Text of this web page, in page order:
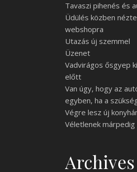
Tavaszi pihenés és
Üdülés közben
webshopra
Utazás új szemmel
Üzenet
Vadvirágos ősgyep
előtt
Van úgy, hogy az
egyben, ha a
Végre lesz új
Véletlenek márpedig
Archives